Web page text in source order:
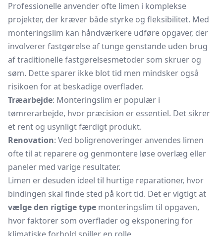
Professionelle anvender ofte limen i komplekse
projekter, der kræver både styrke og fleksibilitet. Med
monteringslim kan håndværkere udføre opgaver, der
involverer fastgørelse af tunge genstande uden brug
af traditionelle fastgørelsesmetoder som skruer og
søm. Dette sparer ikke blot tid men mindsker også
risikoen for at beskadige overflader.
Træarbejde: Monteringslim er populær i
tømrerarbejde, hvor præcision er essentiel. Det sikrer
et rent og usynligt færdigt produkt.
Renovation: Ved boligrenoveringer anvendes limen
ofte til at reparere og genmontere løse overlæg eller
paneler med varige resultater.
Limen er desuden ideel til hurtige reparationer, hvor
bindingen skal finde sted på kort tid. Det er vigtigt at
vælge den rigtige type monteringslim til opgaven,
hvor faktorer som overflader og eksponering for